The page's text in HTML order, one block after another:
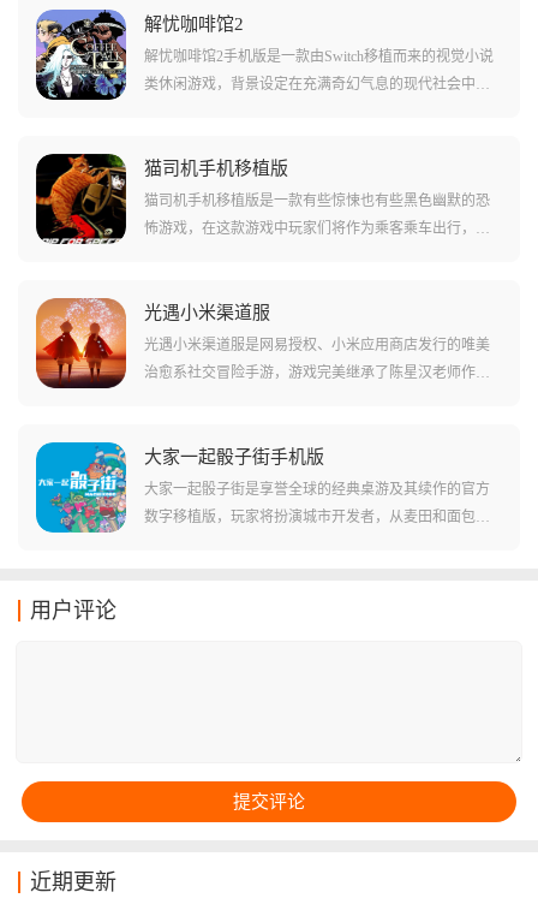
解忧咖啡馆2
解忧咖啡馆2手机版是一款由Switch移植而来的视觉小说
类休闲游戏，背景设定在充满奇幻气息的现代社会中，
了经典的像素画风与经营玩法，保留了一代的所有配方
并加入了全新的剧情和递交物品的新功能。玩家需要根
据对话线索和顾客的情绪状态制作出适合的饮品，通过
重玩价值。
猫司机手机移植版
猫司机手机移植版是一款有些惊悚也有些黑色幽默的恐
怖游戏，在这款游戏中玩家们将作为乘客乘车出行，突
玩家汗毛倒树，但猫咪开车的可爱和他不断向你述说的
剧情又特别有趣。在这样灰色幽默的惊悚场景当中，玩
家们要如何处理呢？
光遇小米渠道服
光遇小米渠道服是网易授权、小米应用商店发行的唯美
治愈系社交冒险手游，游戏完美继承了陈星汉老师作品
活动，你都将通过收集光之翼结交好友来传递火光，书
写属于你的冒险篇章。
大家一起骰子街手机版
大家一起骰子街是享誉全球的经典桌游及其续作的官方
数字移植版，玩家将扮演城市开发者，从麦田和面包店
用户评论
近期更新